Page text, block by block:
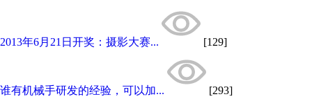
2013年6月21日开奖：摄影大赛... [129]
谁有机械手研发的经验，可以加... [293]